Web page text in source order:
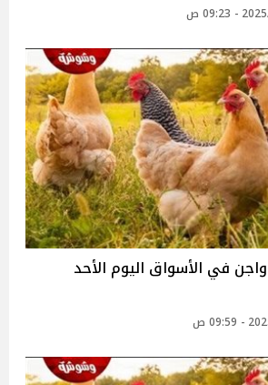
قائمة بأسعار الدواجن في الأسواق‎‎ اليوم الأحد